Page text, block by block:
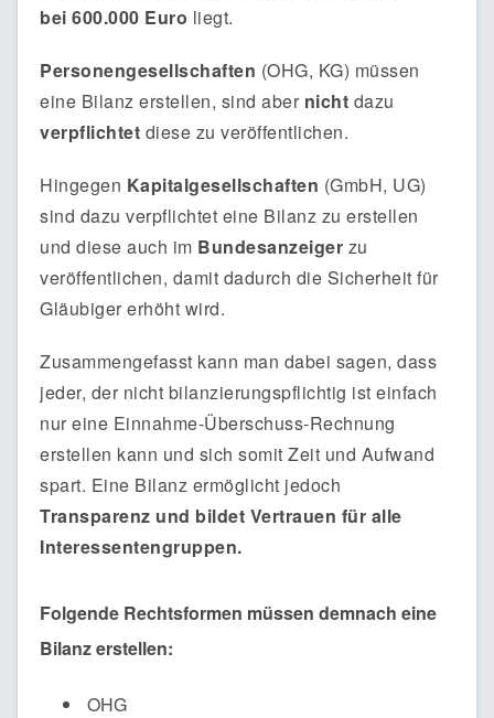
bei 600.000 Euro liegt.
Personengesellschaften (OHG, KG) müssen
eine Bilanz erstellen, sind aber nicht dazu
verpflichtet diese zu veröffentlichen.
Hingegen Kapitalgesellschaften (GmbH, UG)
sind dazu verpflichtet eine Bilanz zu erstellen
und diese auch im Bundesanzeiger zu
veröffentlichen, damit dadurch die Sicherheit für
Gläubiger erhöht wird.
Zusammengefasst kann man dabei sagen, dass
jeder, der nicht bilanzierungspflichtig ist einfach
nur eine Einnahme-Überschuss-Rechnung
erstellen kann und sich somit Zeit und Aufwand
spart. Eine Bilanz ermöglicht jedoch
Transparenz und bildet Vertrauen für alle
Interessentengruppen.
Folgende Rechtsformen müssen demnach eine
Bilanz erstellen:
OHG